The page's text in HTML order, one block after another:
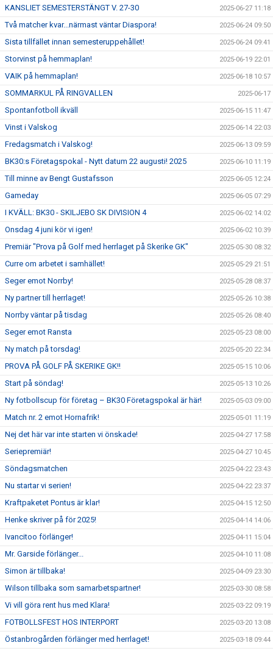
KANSLIET SEMESTERSTÄNGT V. 27-30 2025-06-27 11:18
Två matcher kvar...närmast väntar Diaspora! 2025-06-24 09:50
Sista tillfället innan semesteruppehållet! 2025-06-24 09:41
Storvinst på hemmaplan! 2025-06-19 22:01
VAIK på hemmaplan! 2025-06-18 10:57
SOMMARKUL PÅ RINGVALLEN 2025-06-17
Spontanfotboll ikväll 2025-06-15 11:47
Vinst i Valskog 2025-06-14 22:03
Fredagsmatch i Valskog! 2025-06-13 09:59
BK30:s Företagspokal - Nytt datum 22 augusti! 2025 2025-06-10 11:19
Till minne av Bengt Gustafsson 2025-06-05 12:24
Gameday 2025-06-05 07:29
I KVÄLL: BK30 - SKILJEBO SK DIVISION 4 2025-06-02 14:02
Onsdag 4 juni kör vi igen! 2025-06-02 10:39
Premiär "Prova på Golf med herrlaget på Skerike GK" 2025-05-30 08:32
Curre om arbetet i samhället! 2025-05-29 21:51
Seger emot Norrby! 2025-05-28 08:37
Ny partner till herrlaget! 2025-05-26 10:38
Norrby väntar på tisdag 2025-05-26 08:40
Seger emot Ransta 2025-05-23 08:00
Ny match på torsdag! 2025-05-20 22:34
PROVA PÅ GOLF PÅ SKERIKE GK!! 2025-05-15 10:06
Start på söndag! 2025-05-13 10:26
Ny fotbollscup för företag – BK30 Företagspokal är här! 2025-05-03 09:00
Match nr. 2 emot Hornafrik! 2025-05-01 11:19
Nej det här var inte starten vi önskade! 2025-04-27 17:58
Seriepremiär! 2025-04-27 10:45
Söndagsmatchen 2025-04-22 23:43
Nu startar vi serien! 2025-04-22 23:37
Kraftpaketet Pontus är klar! 2025-04-15 12:50
Henke skriver på för 2025! 2025-04-14 14:06
Ivancitoo förlänger! 2025-04-11 15:04
Mr. Garside förlänger... 2025-04-10 11:08
Simon är tillbaka! 2025-04-09 23:30
Wilson tillbaka som samarbetspartner! 2025-03-30 08:58
Vi vill göra rent hus med Klara! 2025-03-22 09:19
FOTBOLLSFEST HOS INTERPORT 2025-03-20 13:08
Östanbrogården förlänger med herrlaget! 2025-03-18 09:44